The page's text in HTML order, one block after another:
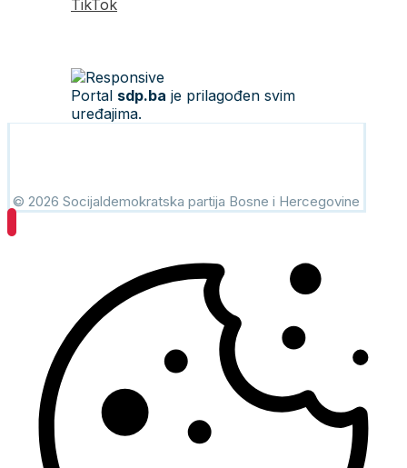
TikTok
Portal sdp.ba je prilagođen svim
uređajima.
© 2026 Socijaldemokratska partija Bosne i Hercegovine